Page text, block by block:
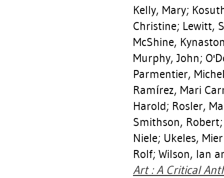
Kelly, Mary;
Christine; Lewitt,
McShine,
Murphy, John;
Parmentier,
Ramírez, Mari
Harold; Rosler,
Smithson, Robert
Niele; Ukeles,
Rolf; Wilson, Ian
Art : A Critical